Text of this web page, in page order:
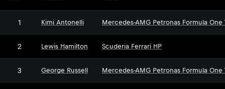
1 Kimi Antonelli Mercedes-AMG Petronas Formula One
2 Lewis Hamilton Scuderia Ferrari HP
3 George Russell Mercedes-AMG Petronas Formula One